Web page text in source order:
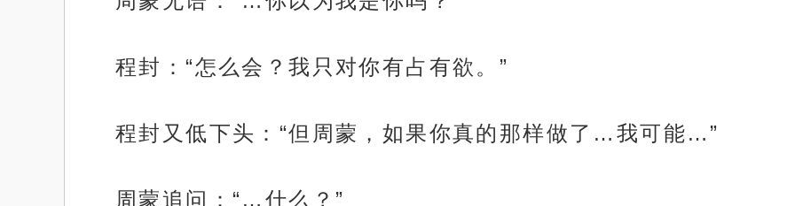
程封：“怎么会？我只对你有占有欲。”
程封又低下头：“但周蒙，如果你真的那样做了…我可能…”
周蒙追问：“…什么？”